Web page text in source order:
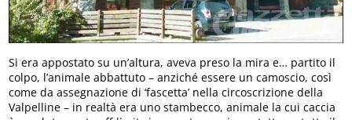
Si era appostato su un’altura, aveva preso la mira e… partito il
colpo, l’animale abbattuto – anziché essere un camoscio, così
come da assegnazione di ‘fascetta’ nella circoscrizione della
Valpelline – in realtà era uno stambecco, animale la cui caccia